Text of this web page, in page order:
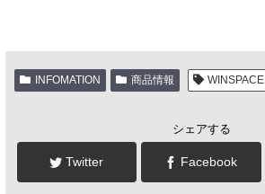
INFOMATION 商品情報 WINSPACE
シェアする
Twitter Facebook